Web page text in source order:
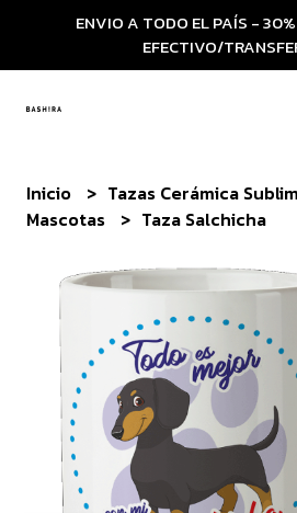
ENVIO A TODO EL PAÍS -
EFECTIVO/
Inicio
Tazas Cerámica
Mascotas
Taza Salchicha